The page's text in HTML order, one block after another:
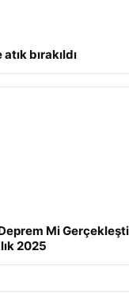
bırakıldı
Mi
2025